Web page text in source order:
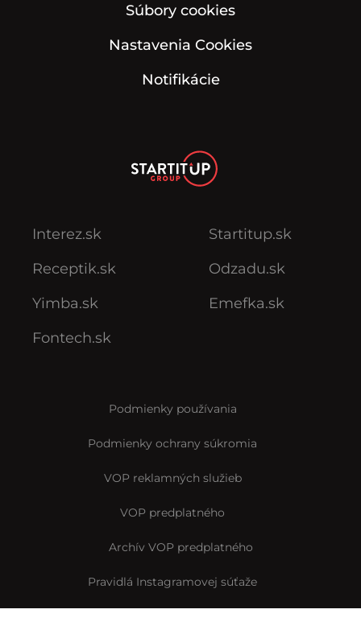
Súbory cookies
Nastavenia Cookies
Notifikácie
Interez.sk
Receptik.sk
Yimba.sk
Fontech.sk
Startitup.sk
Odzadu.sk
Emefka.sk
Podmienky používania
Podmienky ochrany súkromia
VOP reklamných služieb
VOP predplatného
Archív VOP predplatného
Pravidlá Instagramovej súťaže